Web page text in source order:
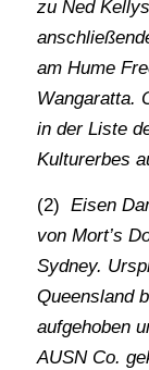
zu Ned
am Hume
Wangaratta.
in der Liste
Kulturerbes
(2) Eisen
von Mort’s
Sydney.
Queensland
aufgehoben
AUSN Co.